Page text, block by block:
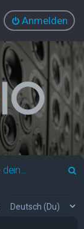
Anmelden